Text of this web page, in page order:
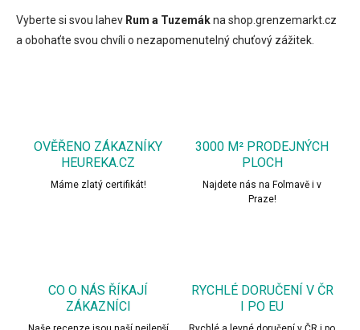
Vyberte si svou lahev Rum a Tuzemákna shop.grenzemarkt.cz
a obohaťte svou chvíli o nezapomenutelný chuťový zážitek.
OVĚŘENO ZÁKAZNÍKY
HEUREKA.CZ
Máme zlatý certifikát!
3000 M² PRODEJNÝCH
PLOCH
Najdete nás na Folmavě i v
Praze!
CO O NÁS ŘÍKAJÍ
ZÁKAZNÍCI
RYCHLÉ DORUČENÍ V ČR
I PO EU